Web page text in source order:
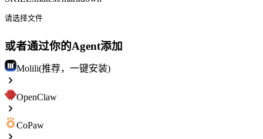
请选择文件
或者通过你的Agent添加
Molili(推荐，一键安装)
OpenClaw
CoPaw